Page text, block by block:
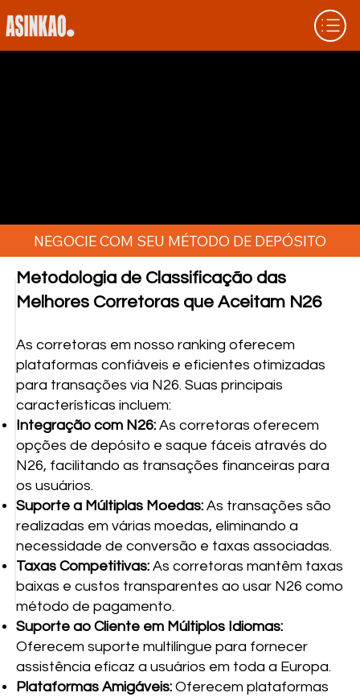
Metodologia de Classificação das
Melhores Corretoras que Aceitam N26
As corretoras em nosso ranking oferecem
plataformas confiáveis e eficientes otimizadas
para transações via N26. Suas principais
características incluem:
Integração com N26: As corretoras oferecem
opções de depósito e saque fáceis através do
N26, facilitando as transações financeiras para
os usuários.
Suporte a Múltiplas Moedas: As transações são
realizadas em várias moedas, eliminando a
necessidade de conversão e taxas associadas.
Taxas Competitivas: As corretoras mantêm taxas
baixas e custos transparentes ao usar N26 como
método de pagamento.
Suporte ao Cliente em Múltiplos Idiomas:
Oferecem suporte multilíngue para fornecer
assistência eficaz a usuários em toda a Europa.
Plataformas Amigáveis: Oferecem plataformas
NEGOCIE COM SEU MÉTODO DE DEPÓSITO